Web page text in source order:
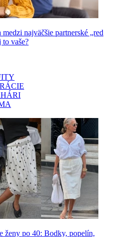
najväčšie partnerské „red
to vaše?
ženy po 40: Bodky, popelín,